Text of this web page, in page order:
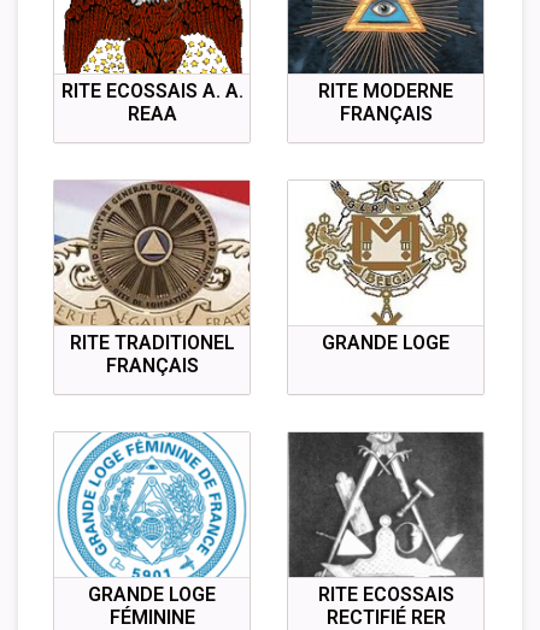
RITE ECOSSAIS A. A.
REAA
RITE MODERNE
FRANÇAIS
RITE TRADITIONEL
FRANÇAIS
GRANDE LOGE
GRANDE LOGE
FÉMININE
RITE ECOSSAIS
RECTIFIÉ RER